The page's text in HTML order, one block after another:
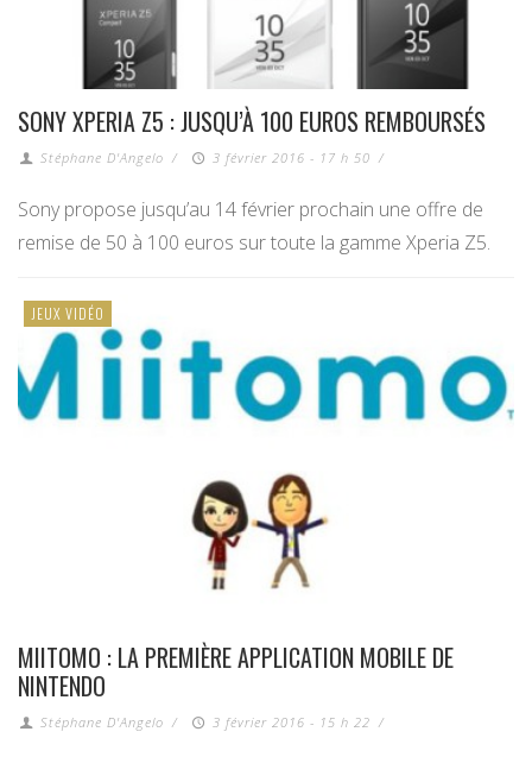
SONY XPERIA Z5 : JUSQU’À 100 EUROS REMBOURSÉS
Stéphane D'Angelo / 3 février 2016 - 17 h 50 /
Sony propose jusqu’au 14 février prochain une offre de
remise de 50 à 100 euros sur toute la gamme Xperia Z5.
JEUX VIDÉO
MIITOMO : LA PREMIÈRE APPLICATION MOBILE DE
NINTENDO
Stéphane D'Angelo / 3 février 2016 - 15 h 22 /